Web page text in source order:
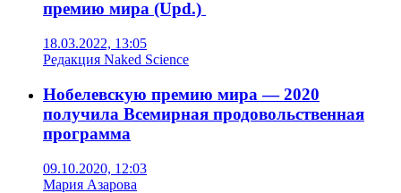
премию мира (Upd.)
18.03.2022, 13:05
Редакция Naked Science
Нобелевскую премию мира — 2020
получила Всемирная продовольственная
программа
09.10.2020, 12:03
Мария Азарова